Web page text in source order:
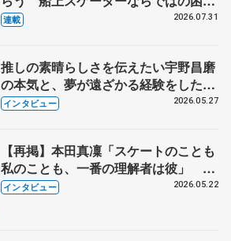
とは 影響あったPIW前キャプテン松
連載 2026.07.31
推しの素晴らしさを伝えたい宇野昌磨
の本気と、夢が遠ざかる経験をした本
田真凜の覚悟
インタビュー 2026.05.27
【再掲】本田真凜「スケートのことも
私のことも、一番の理解者は彼」 引
退時の単独インタビューで語った競技
インタビュー 2026.05.22